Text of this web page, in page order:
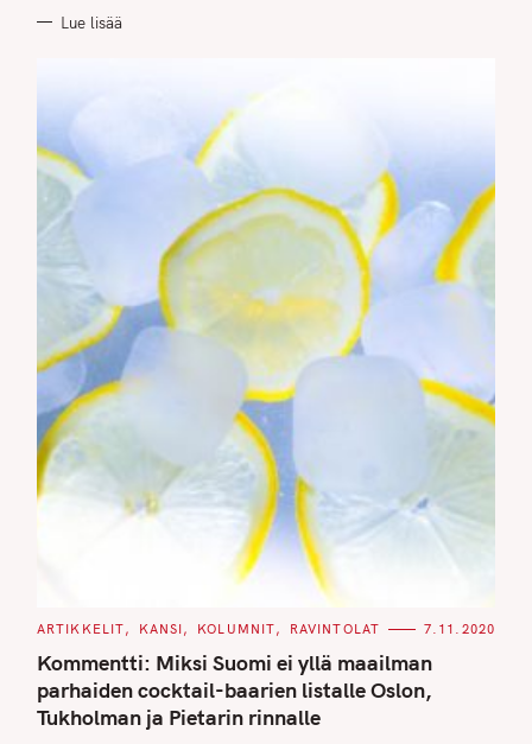
Lue lisää
C
T
E
G
O
R
ARTIKKELIT KANSI KOLUMNIT RAVINTOLAT 7.11.2020
Kommentti: Miksi Suomi ei yllä maailman
parhaiden cocktail-baarien listalle Oslon,
Tukholman ja Pietarin rinnalle